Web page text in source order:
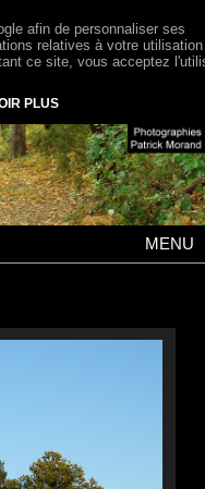
MENU
afin de personnaliser ses
relatives à votre
ce site, vous acceptez
PLUS